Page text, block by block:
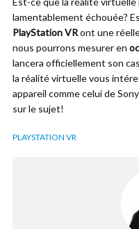
lamentablement échouée?
PlayStation VRont une
nous pourrons mesurer en
lancera officiellement son
la réalité virtuelle vous
appareil comme celui de
sur le sujet!
PLAYSTATION VR